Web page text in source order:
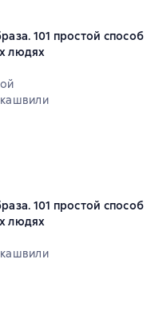
101 простой способ
людях
5 на основе 2 оценок
101 простой способ
людях
3 на основе 2 оценок